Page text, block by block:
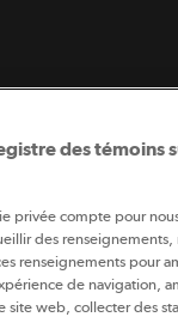
est publié par Sollio
l’outil d’information de la
des témoins
privée compte pour
des renseignements,
renseignements pour
de navigation,
site web, collecter des